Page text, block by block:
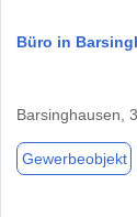
Büro in
Barsinghausen,
Gewerbeobjekt